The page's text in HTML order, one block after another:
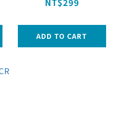
NT$299
ADD TO CART